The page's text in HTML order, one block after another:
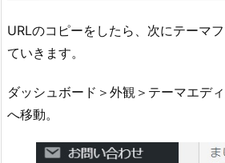
URLのコピーをしたら、次にテーマ
ていきます。
ダッシュボード＞外観＞テーマエデ
へ移動。